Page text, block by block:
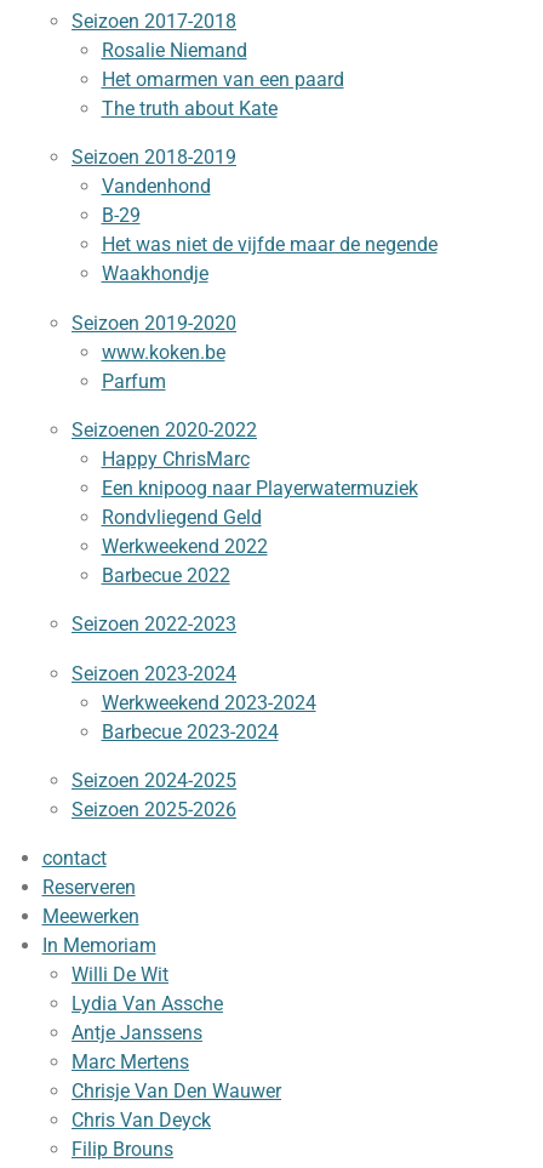
Seizoen 2017-2018
Rosalie Niemand
Het omarmen van een paard
The truth about Kate
Seizoen 2018-2019
Vandenhond
B-29
Het was niet de vijfde maar de negende
Waakhondje
Seizoen 2019-2020
www.koken.be
Parfum
Seizoenen 2020-2022
Happy ChrisMarc
Een knipoog naar Playerwatermuziek
Rondvliegend Geld
Werkweekend 2022
Barbecue 2022
Seizoen 2022-2023
Seizoen 2023-2024
Werkweekend 2023-2024
Barbecue 2023-2024
Seizoen 2024-2025
Seizoen 2025-2026
contact
Reserveren
Meewerken
In Memoriam
Willi De Wit
Lydia Van Assche
Antje Janssens
Marc Mertens
Chrisje Van Den Wauwer
Chris Van Deyck
Filip Brouns